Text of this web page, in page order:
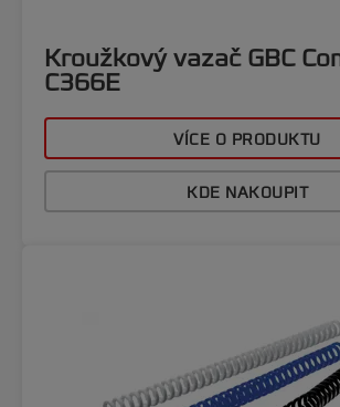
Kroužkový vazač GBC
C366E
VÍCE O PRODUKTU
KDE NAKOUPIT